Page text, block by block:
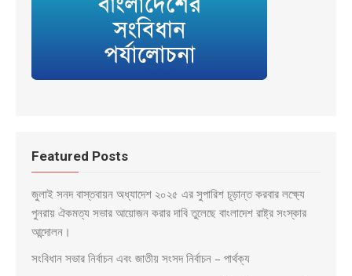
Featured Posts
জুলাই সনদ বাস্তবায়ন অধ্যাদেশ ২০২৫ এর সুপারিশ চূড়ান্ত করবার লক্ষ্যে
পুনরায় ঐকমত্য সভার আয়োজন করার দাবি তুলেছে বাংলাদেশ রাষ্ট্র সংস্কার
আন্দোলন।
সংবিধান সভার নির্বাচন এবং জাতীয় সংসদ নির্বাচন – পার্থক্য